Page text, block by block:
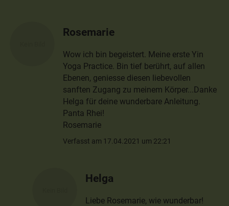
Rosemarie
Wow ich bin begeistert. Meine erste Yin
Yoga Practice. Bin tief berührt, auf allen
Ebenen, geniesse diesen liebevollen
sanften Zugang zu meinem Körper...Danke
Helga für deine wunderbare Anleitung.
Panta Rhei!
Rosemarie
Verfasst am 17.04.2021 um 22:21
Helga
Liebe Rosemarie, wie wunderbar!